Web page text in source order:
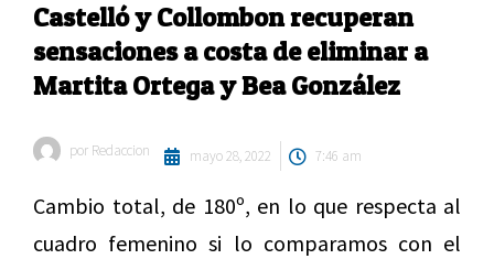
Castelló y Collombon recuperan
sensaciones a costa de eliminar a
Martita Ortega y Bea González
por Redaccion mayo 28, 2022 7:46 am
Cambio total, de 180º, en lo que respecta al
cuadro femenino si lo comparamos con el